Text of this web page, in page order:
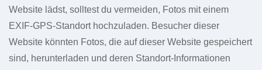
Website lädst, solltest du vermeiden, Fotos mit einem
EXIF-GPS-Standort hochzuladen. Besucher dieser
Website könnten Fotos, die auf dieser Website gespeichert
sind, herunterladen und deren Standort-Informationen